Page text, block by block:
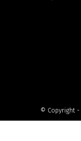
© Copyright -